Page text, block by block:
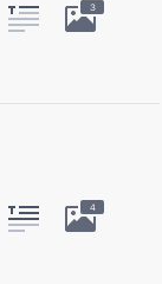
3
4